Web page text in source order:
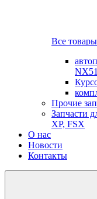
Все товары
Прочие
Запчасти
XP, FSX
О нас
Новости
Контакты